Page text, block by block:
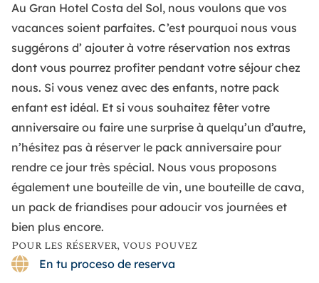
Au Gran Hotel Costa del Sol, nous voulons que vos
vacances soient parfaites. C’est pourquoi nous vous
suggérons d’ ajouter à votre réservation nos extras
dont vous pourrez profiter pendant votre séjour chez
nous. Si vous venez avec des enfants, notre pack
enfant est idéal. Et si vous souhaitez fêter votre
anniversaire ou faire une surprise à quelqu’un d’autre,
n’hésitez pas à réserver le pack anniversaire pour
rendre ce jour très spécial. Nous vous proposons
également une bouteille de vin, une bouteille de cava,
un pack de friandises pour adoucir vos journées et
bien plus encore.
Pour les réserver, vous pouvez
En tu proceso de reserva